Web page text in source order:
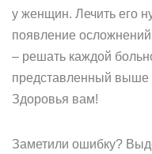
у женщин. Лечить его
появление
– решать каждой
представленный выше
Здоровья вам!
Заметили ошибку?